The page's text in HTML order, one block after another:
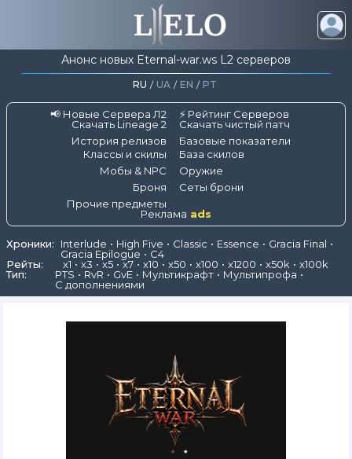
Анонс новых Eternal-war.ws L2 серверов
RU / UA / EN / PT
📢 Новые Сервера Л2
⚡ Рейтинг Серверов
Скачать Lineage 2
Скачать чистый патч
История релизов
Базовые показатели
Классы и скилы
База скилов
Мобы & NPC
Оружие
Броня
Сеты брони
Прочие предметы
Реклама ads
Хроники: Interlude High Five Classic Essence
Gracia Final
Gracia Epilogue
C4
Рейты:
x1 x3 x5 x7 x10 x50 x100 x1200 x50k
x100k
Тип:
PTS RvR GvE Мультикрафт
Мультипрофа
С дополнениями